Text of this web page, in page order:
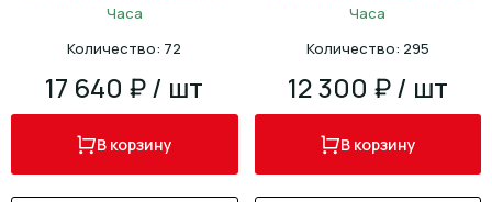
Часа
Количество: 72
17 640 ₽ / шт
В корзину
Часа
Количество: 295
12 300 ₽ / шт
В корзину